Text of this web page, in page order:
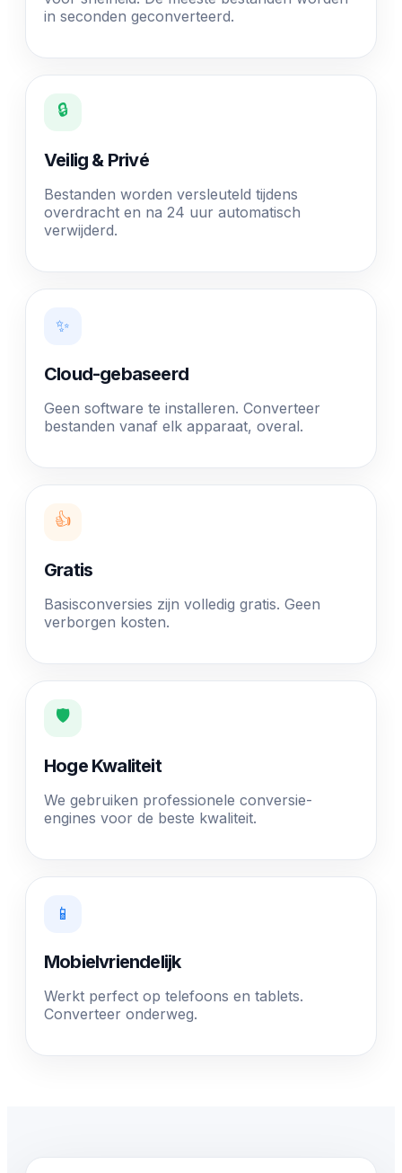
in seconden geconverteerd.
🔒
Veilig & Privé
Bestanden worden versleuteld tijdens
overdracht en na 24 uur automatisch
verwijderd.
✨
Cloud-gebaseerd
Geen software te installeren. Converteer
bestanden vanaf elk apparaat, overal.
👍
Gratis
Basisconversies zijn volledig gratis. Geen
verborgen kosten.
🛡️
Hoge Kwaliteit
We gebruiken professionele conversie-
engines voor de beste kwaliteit.
📱
Mobielvriendelijk
Werkt perfect op telefoons en tablets.
Converteer onderweg.